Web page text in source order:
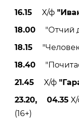
16.15 Х/ф
18.00 "Отчий
18.15 "Человек
18.40
21.45 Х/ф
23.20, 04.35
(16+)